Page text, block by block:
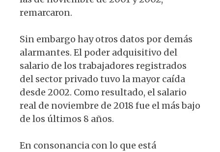
remarcaron.
Sin embargo hay otros datos por demás
alarmantes. El poder adquisitivo del
salario de los trabajadores registrados
del sector privado tuvo la mayor caída
desde 2002. Como resultado, el salario
real de noviembre de 2018 fue el más bajo
de los últimos 8 años.
En consonancia con lo que está